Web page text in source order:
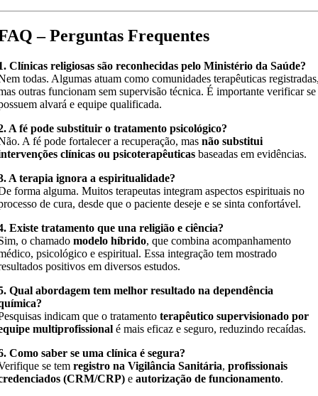
– Perguntas Frequentes
Clínicas religiosas são reconhecidas pelo Ministério da Saúde?
todas. Algumas atuam como comunidades terapêuticas
outras funcionam sem supervisão técnica. É importante verificar se
alvará e equipe qualificada.
A fé pode substituir o tratamento psicológico?
A fé pode fortalecer a recuperação, masnão substitui
clínicas ou psicoterapêuticas baseadas em evidências.
A terapia ignora a espiritualidade?
forma alguma. Muitos terapeutas integram aspectos espirituais no
de cura, desde que o paciente deseje e se sinta confortável.
Existe tratamento que una religião e ciência?
o chamadomodelo híbrido, que combina acompanhamento
psicológico e espiritual. Essa integração tem mostrado
positivos em diversos estudos.
Qual abordagem tem melhor resultado na dependência
indicam que o tratamentoterapêutico supervisionado por
multiprofissional é mais eficaz e seguro, reduzindo recaídas.
Como saber se uma clínica é segura?
se temregistro na Vigilância Sanitária,profissionais
(CRM/CRP) eautorização de funcionamento.